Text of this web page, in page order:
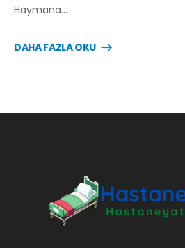
Haymana…
DAHA FAZLA OKU